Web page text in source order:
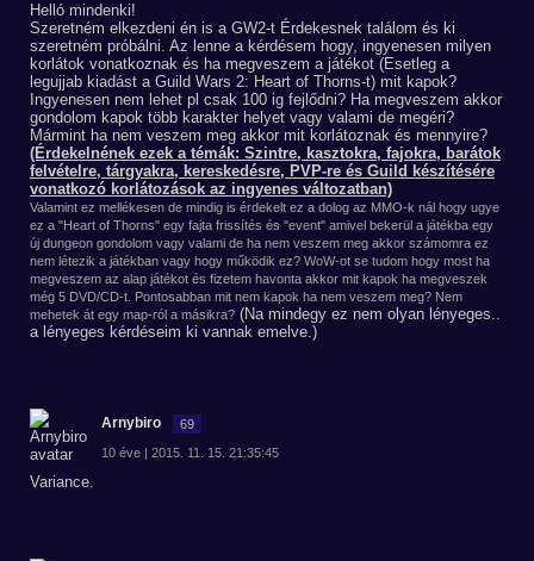
Helló mindenki!
Szeretném elkezdeni én is a GW2-t Érdekesnek találom és ki
szeretném próbálni. Az lenne a kérdésem hogy, ingyenesen milyen
korlátok vonatkoznak és ha megveszem a játékot (Esetleg a
legujjab kiadást a Guild Wars 2: Heart of Thorns-t) mit kapok?
Ingyenesen nem lehet pl csak 100 ig fejlődni? Ha megveszem akkor
gondolom kapok több karakter helyet vagy valami de megéri?
Mármint ha nem veszem meg akkor mit korlátoznak és mennyire?
(Érdekelnének ezek a témák: Szintre, kasztokra, fajokra, barátok
felvételre, tárgyakra, kereskedésre, PVP-re és Guild készítésére
vonatkozó korlátozások az ingyenes változatban)
Valamint ez mellékesen de mindig is érdekelt ez a dolog az MMO-k nál hogy ugye
ez a "Heart of Thorns" egy fajta frissítés és "event" amivel bekerül a játékba egy
új dungeon gondolom vagy valami de ha nem veszem meg akkor számomra ez
nem létezik a játékban vagy hogy működik ez? WoW-ot se tudom hogy most ha
megveszem az alap játékot és fizetem havonta akkor mit kapok ha megveszek
még 5 DVD/CD-t. Pontosabban mit nem kapok ha nem veszem meg? Nem
mehetek át egy map-ról a másikra? (Na mindegy ez nem olyan lényeges..
a lényeges kérdéseim ki vannak emelve.)
Arnybiro 69
10 éve | 2015. 11. 15. 21:35:45
Variance.